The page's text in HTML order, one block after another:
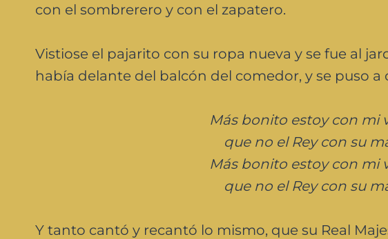
con el sombrerero y con el zapatero.
Vistiose el pajarito con su ropa nueva y se fue al
había delante del balcón del comedor, y se puso a
Más bonito estoy con mi
que no el Rey con su
Más bonito estoy con mi
que no el Rey con su
Y tanto cantó y recantó lo mismo, que su Real